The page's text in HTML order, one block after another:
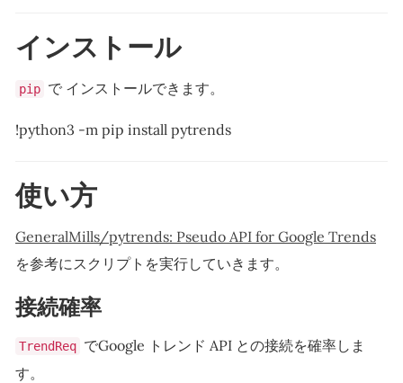
インストール
pip で インストールできます。
!python3 -m pip install pytrends
使い方
GeneralMills/pytrends: Pseudo API for Google Trends
を参考にスクリプトを実行していきます。
接続確率
TrendReq でGoogle トレンド API との接続を確率しま
す。